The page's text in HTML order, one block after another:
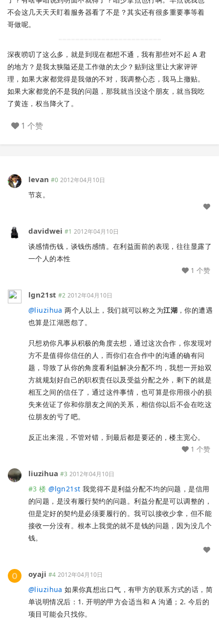
不会这几天天天盯着服务器看了不是？其实还有很多重要事等着
哥做呢。
深夜唠叨了这么多，就是到现在都想不通，我有那些对不起 A 君
的地方？是我太狭隘还是工作做的太少？贴到这里让大家评评
理，如果大家都觉得是我做的不对，我调整心态，我马上撤贴。
如果大家都觉的不是我的问题，那我就当没这个朋友，就当我吃
了黄连，权当降火了。
1 个赞
levan #0 2012年04月10日
节哀。
davidwei #1 2012年04月10日
谈感情伤钱，谈钱伤感情。在利益面前的表现，往往显露了
一个人的本性
1 个赞
lgn21st #2 2012年04月10日
@liuzihua 两个人以上，我们就可以称之为江湖，你的遭遇
也算是江湖恩怨了。
只想劝你凡事从积极的角度去想，通过这次合作，你发现对
方不是值得你信任的人，而你们在合作中的沟通的确有问
题，导致了从你的角度看利益解决分配不均，我想一开始双
方就规划好自己的职权责任以及受益分配之外，剩下的就是
相互之间的信任了，通过这件事情，也可算是你用很小的损
失来佐证了你和你朋友之间的关系，相信你以后不会在吃这
位朋友的亏了吧。
反正出来混，不管对错，到最后都是要还的，楼主宽心。
1 个赞
liuzihua #3 2012年04月10日
#3 楼 @lgn21st 我觉得不是利益分配不均的问题，是信用
的问题，是没有履行契约的问题。利益分配是可以调整的，
但是定好的契约是必须要履行的。我可以接收少拿，但不能
接收一分没有。根本上我觉的就不是钱的问题，因为没几个
钱。
oyaji #4 2012年04月10日
@liuzihua 如果你真想出口气，有甲方的联系方式的话，简
单说明情况后：1. 开明的甲方会适当和 A 沟通；2. 今后的
项目可能会只找你。